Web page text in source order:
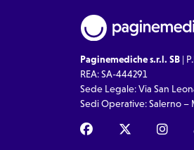
Paginemediche s.r.l. SB |
REA: SA-444291
Sede Legale: Via San
Sedi Operative: Salerno –